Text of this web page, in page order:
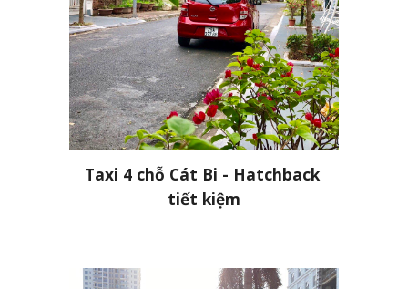
Taxi 4 chỗ Cát Bi - Hatchback
tiết kiệm